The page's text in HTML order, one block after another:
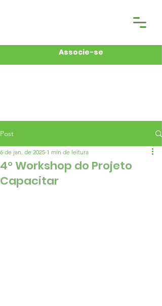
Associe-se
Post
4° Workshop do Projeto
Capacitar
6 de jan. de 2025 1 min de leitura